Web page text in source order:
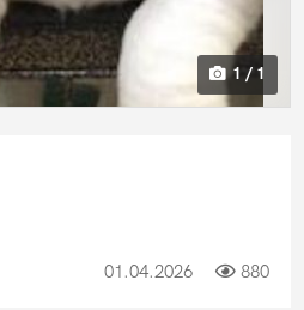
1 / 1
01.04.2026 880